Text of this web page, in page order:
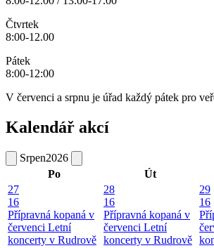
Čtvrtek
8:00-12.00
Pátek
8:00-12:00
V červenci a srpnu je úřad každý pátek pro
Kalendář akcí
Srpen2026
Po
Út
27
16
Přípravná kopaná v
červenci Letní
koncerty v Rudrově
28
16
Přípravná kopaná v
červenci Letní
koncerty v Rudrově
29
16